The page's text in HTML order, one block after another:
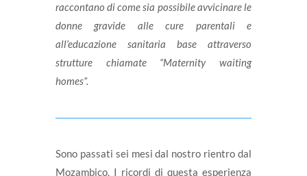
raccontano di come sia possibile avvicinare le
donne gravide alle cure parentali e
all’educazione sanitaria base attraverso
strutture chiamate “Maternity waiting
homes”.
Sono passati sei mesi dal nostro rientro dal
Mozambico. I ricordi di questa esperienza